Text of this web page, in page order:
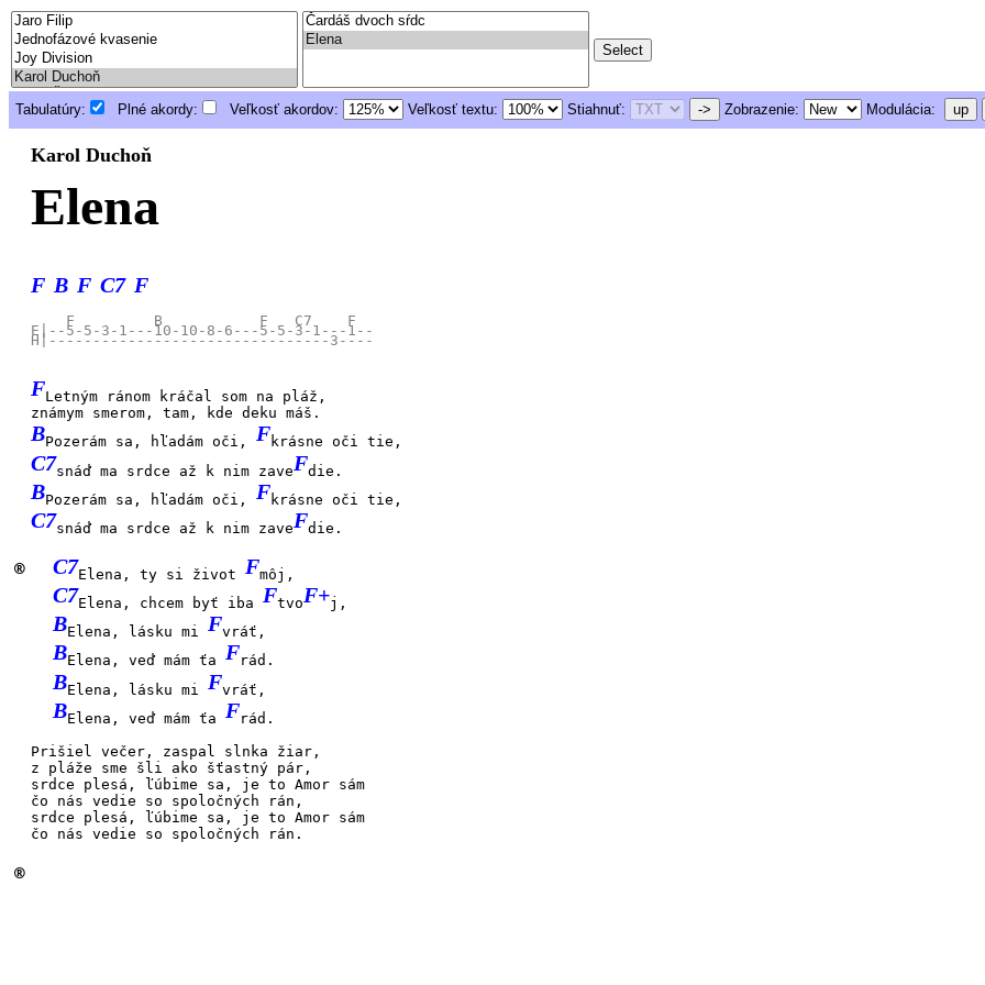
Tabulatúry: Plné akordy: Veľkosť akordov: Veľkosť textu: Stiahnuť: -> Zobrazenie: Modulácia: up
Karol Duchoň
Elena
F B F C7 F
    F         B           F   C7    F
E|--5-5-3-1---10-10-8-6---5-5-3-1---1--
FLetným ránom kráčal som na pláž,
známym smerom, tam, kde deku máš.
BPozerám sa, hľadám oči,Fkrásne oči tie,
C7snáď ma srdce až k nim zaveFdie.
BPozerám sa, hľadám oči,Fkrásne oči tie,
C7snáď ma srdce až k nim zaveFdie.
® C7Elena, ty si životFmôj,
C7Elena, chcem byť ibaFtvoF+j,
BElena, lásku miFvráť,
BElena, veď mám ťaFrád.
BElena, lásku miFvráť,
BElena, veď mám ťaFrád.
Prišiel večer, zaspal slnka žiar,
z pláže sme šli ako šťastný pár,
srdce plesá, ľúbime sa, je to Amor sám
čo nás vedie so spoločných rán,
srdce plesá, ľúbime sa, je to Amor sám
čo nás vedie so spoločných rán.
®